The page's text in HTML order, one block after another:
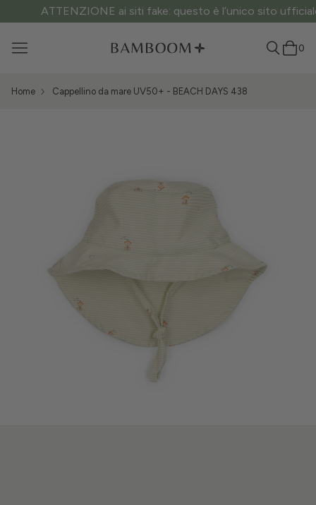
ATTENZIONE ai siti fake: questo è l’unico sito ufficiale.
0
Home Cappellino da mare UV50+ - BEACH DAYS 438